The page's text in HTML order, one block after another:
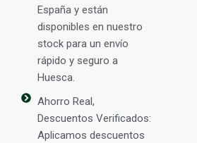
España y están
disponibles en nuestro
stock para un envío
rápido y seguro a
Huesca.
Ahorro Real,
Descuentos Verificados:
Aplicamos descuentos